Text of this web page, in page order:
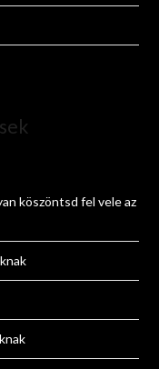
köszöntsd fel vele az